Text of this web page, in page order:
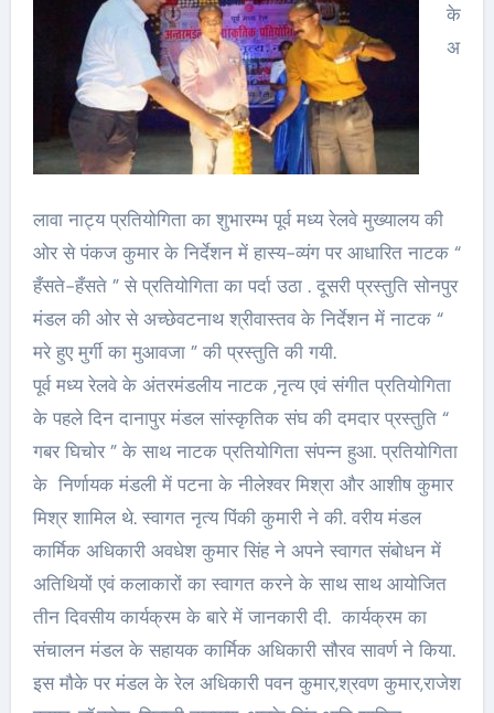
के
अ
लावा नाट्य प्रतियोगिता का शुभारम्भ पूर्व मध्य रेलवे मुख्यालय की
ओर से पंकज कुमार के निर्देशन में हास्य-व्यंग पर आधारित नाटक “
हँसते-हँसते ” से प्रतियोगिता का पर्दा उठा .­­­ दूसरी प्रस्तुति सोनपुर
मंडल की ओर से अच्छेवटनाथ श्रीवास्तव के निर्देशन में नाटक “
मरे हुए मुर्गी का मुआवजा ” की प्रस्तुति की गयी.
पूर्व मध्य रेलवे के अंतरमंडलीय नाटक ,नृत्य एवं संगीत प्रतियोगिता
के पहले दिन दानापुर मंडल सांस्कृतिक संघ की दमदार प्रस्तुति “
गबर घिचोर ” के साथ नाटक प्रतियोगिता संपन्न हुआ. प्रतियोगिता
के निर्णायक मंडली में पटना के नीलेश्वर मिश्रा और आशीष कुमार
मिश्र शामिल थे. स्वागत नृत्य पिंकी कुमारी ने की. वरीय मंडल
कार्मिक अधिकारी अवधेश कुमार सिंह ने अपने स्वागत संबोधन में
अतिथियों एवं कलाकारों का स्वागत करने के साथ साथ आयोजित
तीन दिवसीय कार्यक्रम के बारे में जानकारी दी. कार्यक्रम का
संचालन मंडल के सहायक कार्मिक अधिकारी सौरव सावर्ण ने किया.
इस मौके पर मंडल के रेल अधिकारी पवन कुमार,श्रवण कुमार,राजेश